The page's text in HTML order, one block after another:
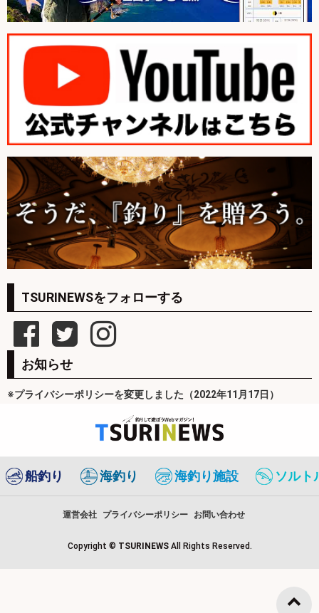
TSURINEWSをフォローする
お知らせ
※プライバシーポリシーを変更しました（2022年11月17日）
船釣り 海釣り 海釣り施設 ソルト
運営会社 プライバシーポリシー お問い合わせ
Copyright © TSURINEWS All Rights Reserved.